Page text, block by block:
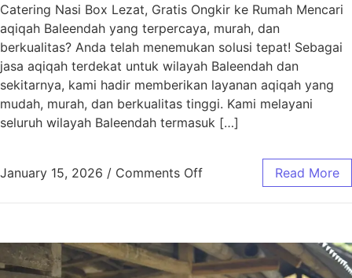
Catering Nasi Box Lezat, Gratis Ongkir ke Rumah Mencari
aqiqah Baleendah yang terpercaya, murah, dan
berkualitas? Anda telah menemukan solusi tepat! Sebagai
jasa aqiqah terdekat untuk wilayah Baleendah dan
sekitarnya, kami hadir memberikan layanan aqiqah yang
mudah, murah, dan berkualitas tinggi. Kami melayani
seluruh wilayah Baleendah termasuk […]
January 15, 2026 / Comments Off Read More